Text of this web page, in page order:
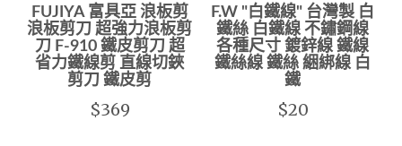
FUJIYA 富具亞 浪板剪
浪板剪刀 超強力浪板剪
刀 F-910 鐵皮剪刀 超
省力鐵線剪 直線切鋏
剪刀 鐵皮剪
$369
F.W "白鐵線" 台灣製 白
鐵絲 白鐵線 不鏽鋼線
各種尺寸 鍍鋅線 鐵線
鐵絲線 鐵絲 綑綁線 白
鐵
$20